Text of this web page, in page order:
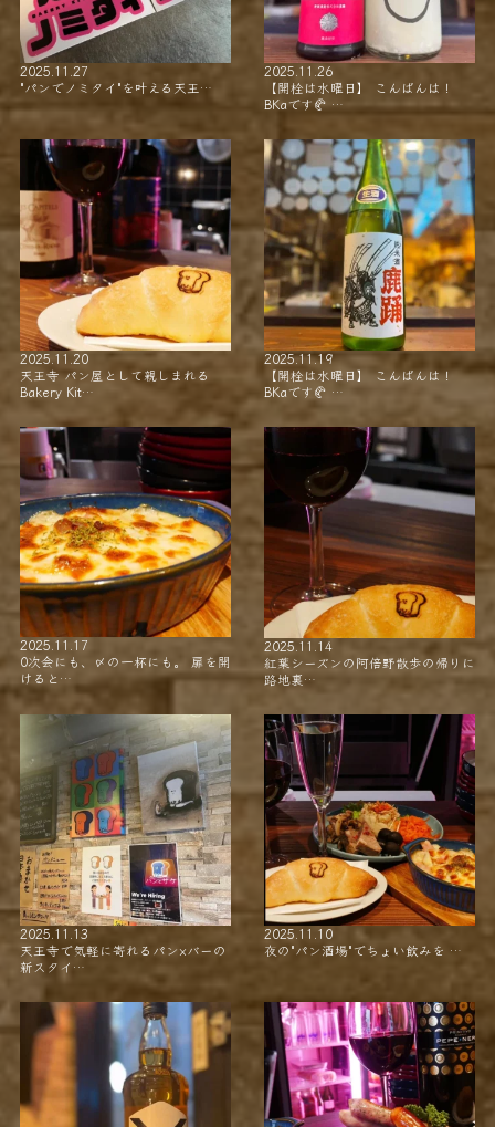
2025.11.27
"パンでノミタイ"を叶える天王…
2025.11.26
【開栓は水曜日】 こんばんは！
BKaです🥐 …
2025.11.20
天王寺 パン屋として親しまれる
Bakery Kit…
2025.11.19
【開栓は水曜日】 こんばんは！
BKaです🥐 …
2025.11.17
0次会にも、〆の一杯にも。 扉を開
けると…
2025.11.14
紅葉シーズンの阿倍野散歩の帰りに
路地裏…
2025.11.13
天王寺で気軽に寄れるパン×バーの
新スタイ…
2025.11.10
夜の"パン酒場"でちょい飲みを …